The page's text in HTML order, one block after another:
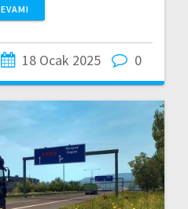
18 Ocak 2025 0